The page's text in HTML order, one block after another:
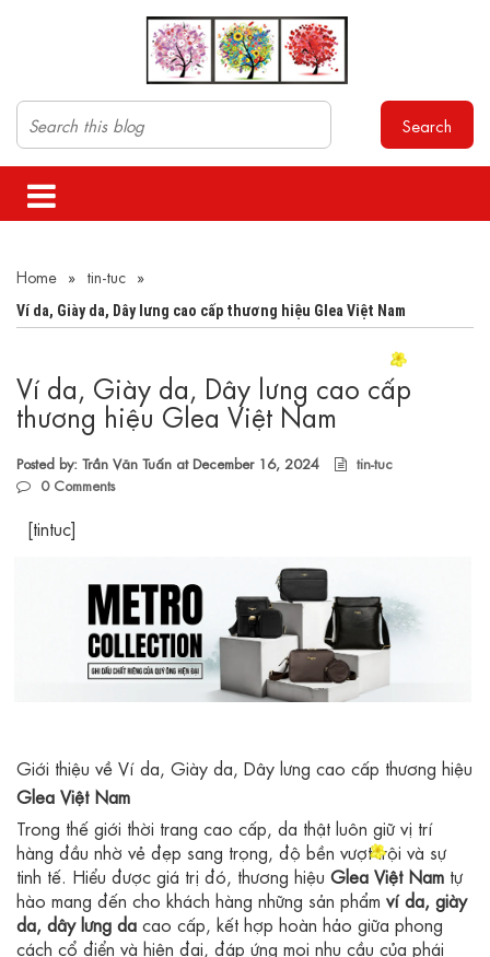
Search
Home » tin-tuc »
Ví da, Giày da, Dây lưng cao cấp thương hiệu Glea Việt Nam
Ví da, Giày da, Dây lưng cao cấp
thương hiệu Glea Việt Nam
Posted by: Trần Văn Tuấn at December 16, 2024
tin-tuc
0Comments
[tintuc]
Giới thiệu về Ví da, Giày da, Dây lưng cao cấp thương hiệu
Glea Việt Nam
Trong thế giới thời trang cao cấp, da thật luôn giữ vị trí
hàng đầu nhờ vẻ đẹp sang trọng, độ bền vượt trội và sự
tinh tế. Hiểu được giá trị đó, thương hiệu Glea Việt Nam tự
hào mang đến cho khách hàng những sản phẩm ví da, giày
da, dây lưng da cao cấp, kết hợp hoàn hảo giữa phong
cách cổ điển và hiện đại, đáp ứng mọi nhu cầu của phái